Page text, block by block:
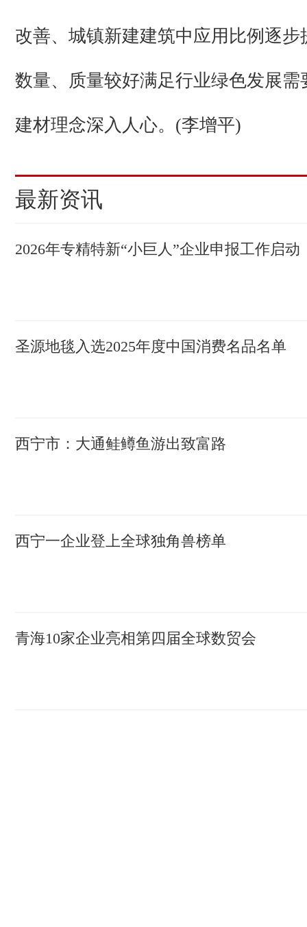
改善、城镇新建建筑中应用比例逐步
数量、质量较好满足行业绿色发展需
建材理念深入人心。(李增平)
最新资讯
2026年专精特新“小巨人”企业申报工作启动
圣源地毯入选2025年度中国消费名品名单
西宁市：大通鲑鳟鱼游出致富路
西宁一企业登上全球独角兽榜单
青海10家企业亮相第四届全球数贸会